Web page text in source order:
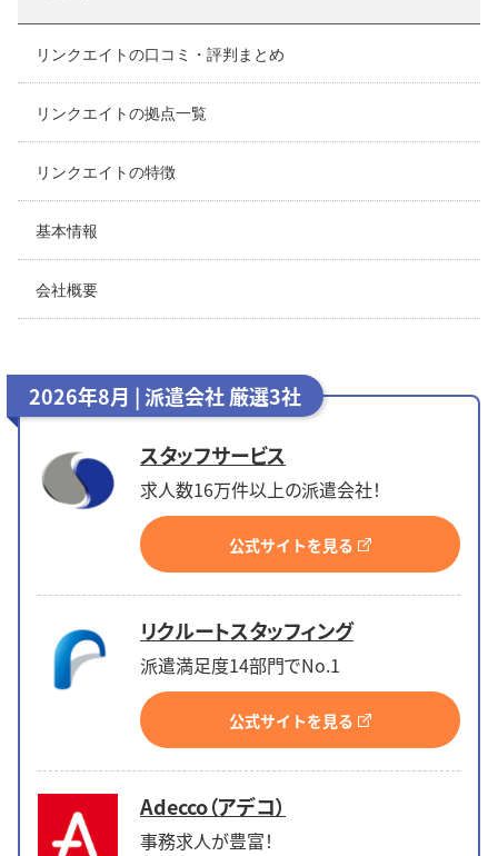
リンクエイトの口コミ・評判まとめ
リンクエイトの拠点一覧
リンクエイトの特徴
基本情報
会社概要
2026年8月 | 派遣会社 厳選3社
スタッフサービス
求人数16万件以上の派遣会社！
公式サイトを見る
リクルートスタッフィング
派遣満足度14部門でNo.1
公式サイトを見る
Adecco（アデコ）
事務求人が豊富！